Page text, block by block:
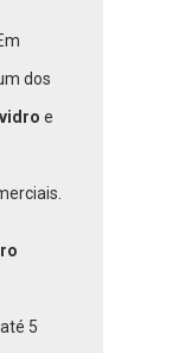
dos
e
5